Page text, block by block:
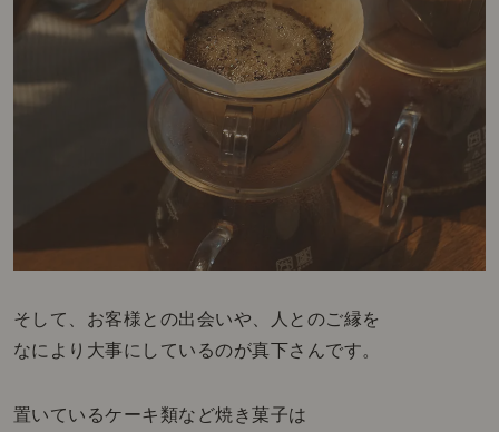
そして、お客様との出会いや、人とのご縁を
なにより大事にしているのが真下さんです。
置いているケーキ類など焼き菓子は